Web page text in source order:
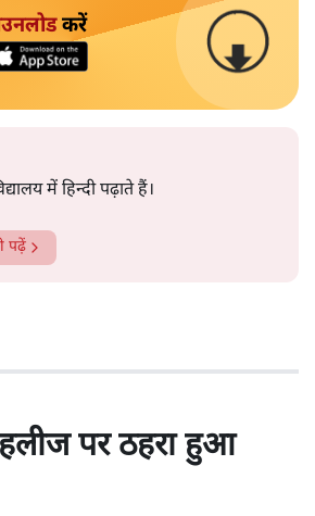
करें
में हिन्दी पढ़ाते हैं।
पढ़ें
पर ठहरा हुआ